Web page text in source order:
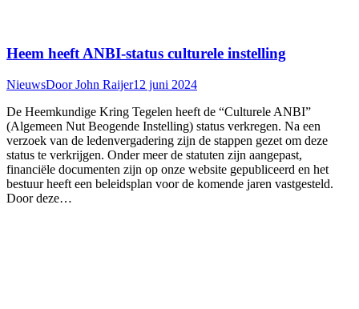
Heem heeft ANBI-status culturele instelling
NieuwsDoorJohn Raijer12 juni 2024
De Heemkundige Kring Tegelen heeft de “Culturele ANBI”
(Algemeen Nut Beogende Instelling) status verkregen. Na een
verzoek van de ledenvergadering zijn de stappen gezet om deze
status te verkrijgen. Onder meer de statuten zijn aangepast,
financiële documenten zijn op onze website gepubliceerd en het
bestuur heeft een beleidsplan voor de komende jaren vastgesteld.
Door deze…